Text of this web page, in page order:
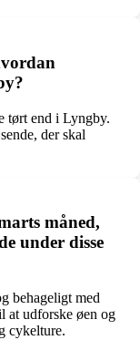
tørt end i Lyngby.
der skal
måned,
under disse
behageligt med
at udforske øen og
cykelture.